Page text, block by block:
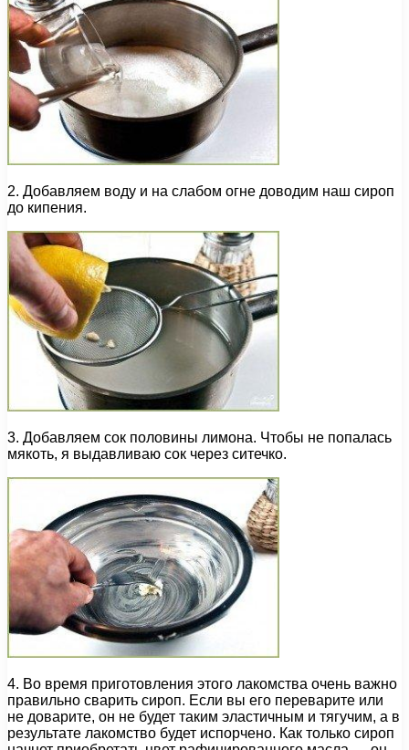
2. Добавляем воду и на слабом огне доводим наш сироп
до кипения.
3. Добавляем сок половины лимона. Чтобы не попалась
мякоть, я выдавливаю сок через ситечко.
4. Во время приготовления этого лакомства очень важно
правильно сварить сироп. Если вы его переварите или
не доварите, он не будет таким эластичным и тягучим, а в
результате лакомство будет испорчено. Как только сироп